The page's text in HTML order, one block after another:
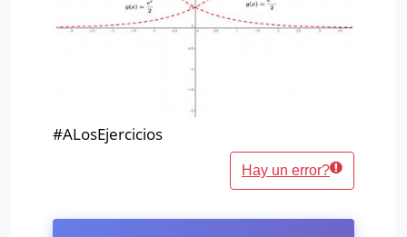
#ALosEjercicios
Hay un error?